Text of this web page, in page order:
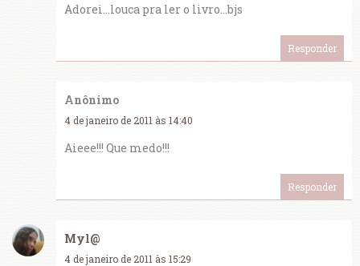
Adorei...louca pra ler o livro...bjs
Responder
Anônimo
4 de janeiro de 2011 às 14:40
Aieee!!! Que medo!!!
Responder
Myl@
4 de janeiro de 2011 às 15:29